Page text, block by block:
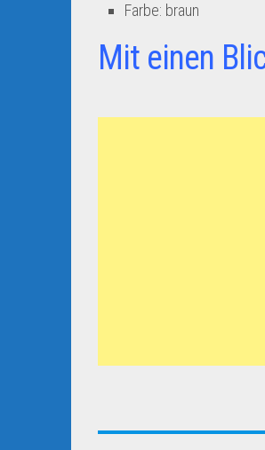
Farbe: braun
Mit einen